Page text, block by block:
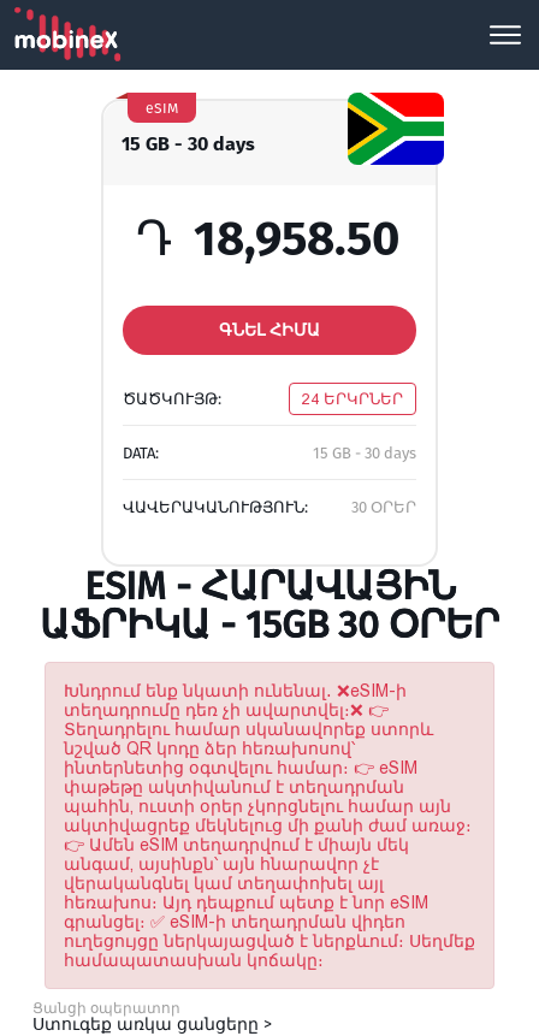
15 GB - 30 days
eSIM
Դ 18,958.50
ԳՆԵԼ ՀԻՄԱ
ԾԱԾԿՈՒՅԹ: 24 ԵՐԿՐՆԵՐ
DATA: 15 GB - 30 days
ՎԱՎԵՐԱԿԱՆՈՒԹՅՈՒՆ: 30 ՕՐԵՐ
ESIM - ՀԱՐԱՎԱՅԻՆ
ԱՖՐԻԿԱ - 15GB 30 ՕՐԵՐ
Խնդրում ենք նկատի ունենալ․ ❌eSIM-ի
տեղադրումը դեռ չի ավարտվել։❌ 👉
Տեղադրելու համար սկանավորեք ստորև
նշված QR կոդը ձեր հեռախոսով՝
ինտերնետից օգտվելու համար։ 👉 eSIM
փաթեթը ակտիվանում է տեղադրման
պահին, ուստի օրեր չկորցնելու համար այն
ակտիվացրեք մեկնելուց մի քանի ժամ առաջ։
👉 Ամեն eSIM տեղադրվում է միայն մեկ
անգամ, այսինքն՝ այն հնարավոր չէ
վերականգնել կամ տեղափոխել այլ
հեռախոս։ Այդ դեպքում պետք է նոր eSIM
գրանցել։ ✅ eSIM-ի տեղադրման վիդեո
ուղեցույցը ներկայացված է ներքևում։ Սեղմեք
համապատասխան կոճակը։
Ցանցի օպերատոր
Ստուգեք առկա ցանցերը >